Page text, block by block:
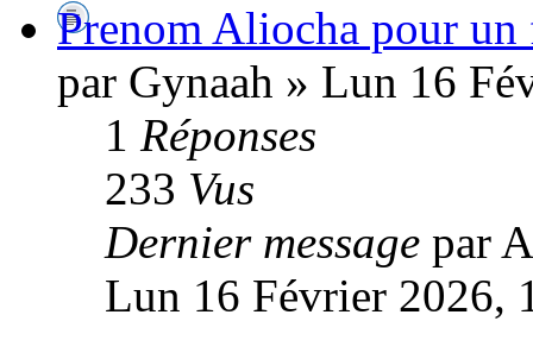
Prenom Aliocha pour
par Gynaah » Lun 16
1 Réponses
233 Vus
Dernier message par
Lun 16 Février 2026,